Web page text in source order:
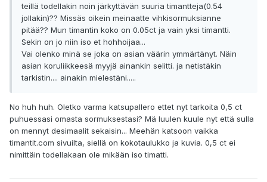
teillä todellakin noin järkyttävän suuria timantteja(0.54
jollakin)?? Missäs oikein meinaatte vihkisormuksianne
pitää?? Mun timantin koko on 0.05ct ja vain yksi timantti.
Sekin on jo niin iso et hohhoijaa...
Vai olenko minä se joka on asian väärin ymmärtänyt. Näin
asian koruliikkeesä myyjä ainankin selitti. ja netistäkin
tarkistin.... ainakin mielestäni.....
No huh huh. Oletko varma katsupallero ettet nyt tarkoita 0,5 ct
puhuessasi omasta sormuksestasi? Mä luulen kuule nyt että sulla
on mennyt desimaalit sekaisin... Meehän katsoon vaikka
timantit.com sivuilta, siellä on kokotaulukko ja kuvia. 0,5 ct ei
nimittäin todellakaan ole mikään iso timatti.